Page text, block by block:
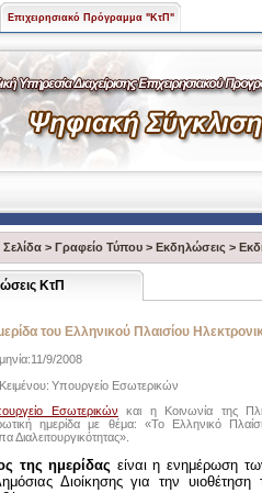
Επιχειρησιακό Πρόγραμμα "ΚτΠ"
> Γραφείο Τύπου > Εκδηλώσεις >
ΚτΠ
του Ελληνικού Πλαισίου
9/2008
Υπουργείο Εσωτερικών
Εσωτερικών και η Κοινωνία της
ημερίδα με θέμα: «Το Ελληνικό
Διαλειτουργικότητας».
της ημερίδας είναι η ενημέρωση
Διοίκησης για την